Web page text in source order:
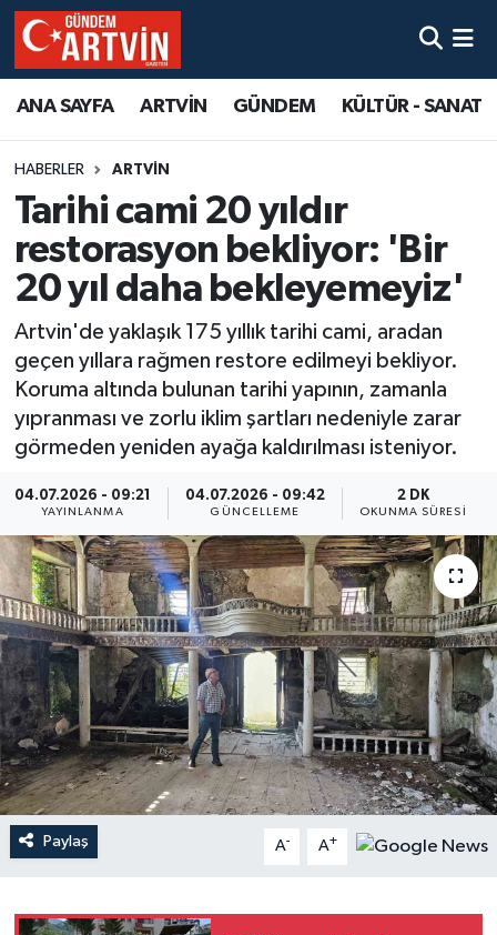
ANA SAYFA ARTVİN GÜNDEM KÜLTÜR - SANAT
HABERLER ARTVİN
Tarihi cami 20 yıldır
restorasyon bekliyor: 'Bir
20 yıl daha bekleyemeyiz'
Artvin'de yaklaşık 175 yıllık tarihi cami, aradan
geçen yıllara rağmen restore edilmeyi bekliyor.
Koruma altında bulunan tarihi yapının, zamanla
yıpranması ve zorlu iklim şartları nedeniyle zarar
görmeden yeniden ayağa kaldırılması isteniyor.
04.07.2026 - 09:21
YAYINLANMA
04.07.2026 - 09:42
GÜNCELLEME
2 DK
OKUNMA SÜRESI
Paylaş A- A+